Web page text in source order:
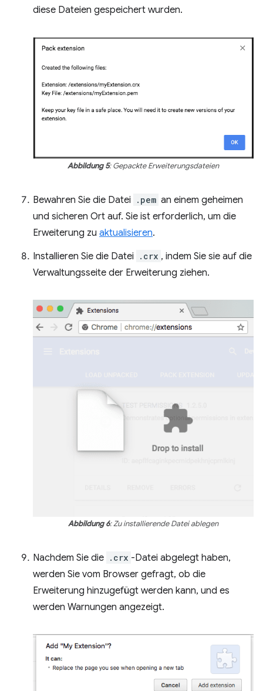
diese Dateien gespeichert wurden.
Abbildung 5: Gepackte Erweiterungsdateien
Bewahren Sie die Datei .pem an einem geheimen
und sicheren Ort auf. Sie ist erforderlich, um die
Erweiterung zu aktualisieren.
Installieren Sie die Datei
.crx , indem Sie sie auf die
Verwaltungsseite der Erweiterung ziehen.
Abbildung 6: Zu installierende Datei ablegen
Nachdem Sie die .crx -Datei abgelegt haben,
werden Sie vom Browser gefragt, ob die
Erweiterung hinzugefügt werden kann, und es
werden Warnungen angezeigt.